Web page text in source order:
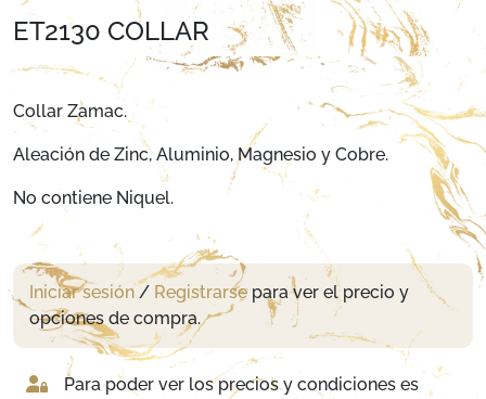
ET2130 COLLAR
Collar Zamac.
Aleación de Zinc, Aluminio, Magnesio y Cobre.
No contiene Niquel.
Iniciar sesión/ Registrarse para ver el precio y
opciones de compra.
Para poder ver los precios y condiciones es